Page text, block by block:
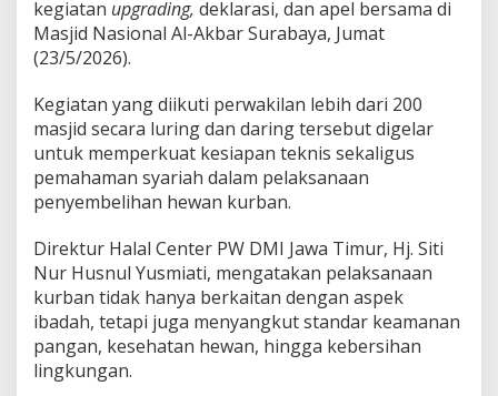
S
e
e
l
i
h
H
a
a
u
n
t
u
kegiatan upgrading, deklarasi, dan apel bersama di
Masjid Nasional Al-Akbar Surabaya, Jumat
(23/5/2026).
Kegiatan yang diikuti perwakilan lebih dari 200
masjid secara luring dan daring tersebut digelar
untuk memperkuat kesiapan teknis sekaligus
pemahaman syariah dalam pelaksanaan
penyembelihan hewan kurban.
Direktur Halal Center PW DMI Jawa Timur, Hj. Siti
Nur Husnul Yusmiati, mengatakan pelaksanaan
kurban tidak hanya berkaitan dengan aspek
ibadah, tetapi juga menyangkut standar keamanan
pangan, kesehatan hewan, hingga kebersihan
lingkungan.